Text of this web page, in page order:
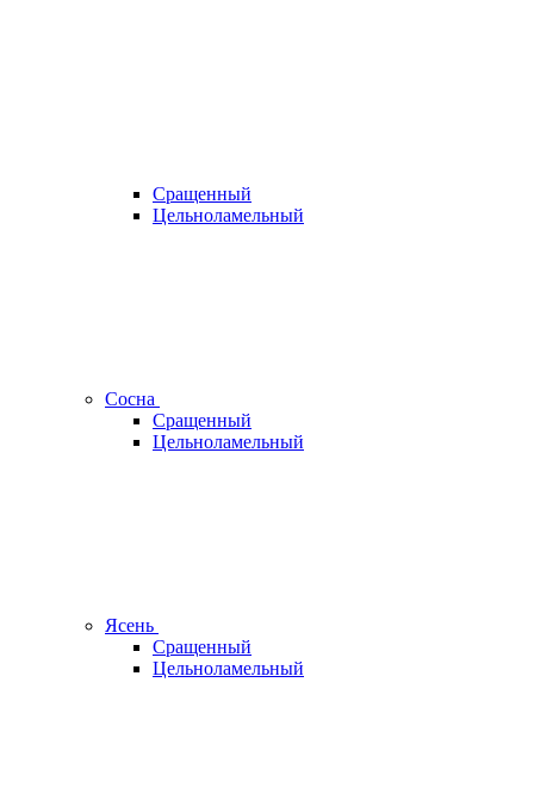
Сращенный
Цельноламельный
Сосна
Сращенный
Цельноламельный
Ясень
Сращенный
Цельноламельный